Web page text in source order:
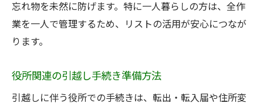
忘れ物を未然に防げます。特に一人暮らしの方は、全作
業を一人で管理するため、リストの活用が安心につなが
ります。
役所関連の引越し手続き準備方法
引越しに伴う役所での手続きは、転出・転入届や住所変